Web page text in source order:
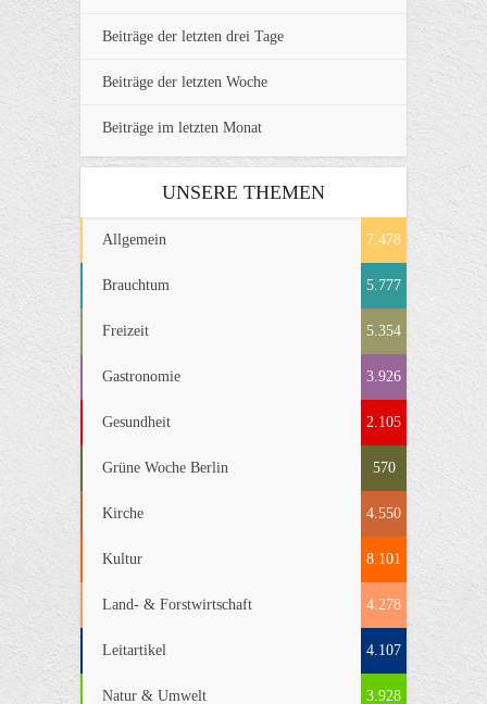
Beiträge der letzten drei Tage
Beiträge der letzten Woche
Beiträge im letzten Monat
UNSERE THEMEN
Allgemein 7.478
Brauchtum 5.777
Freizeit 5.354
Gastronomie 3.926
Gesundheit 2.105
Grüne Woche Berlin 570
Kirche 4.550
Kultur 8.101
Land- & Forstwirtschaft 4.278
Leitartikel 4.107
Natur & Umwelt 3.928